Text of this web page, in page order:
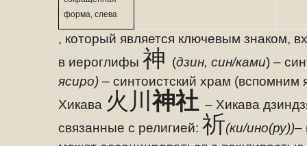
форма, слева
, который является ключевым знаком,
в иероглифы 神 (дзин, син/ками) –
ясиро) – синтоистский храм (вспомним
Хикава 火川神社 – Хикава
связанные с религией: 祈(ки/ино(ру))–